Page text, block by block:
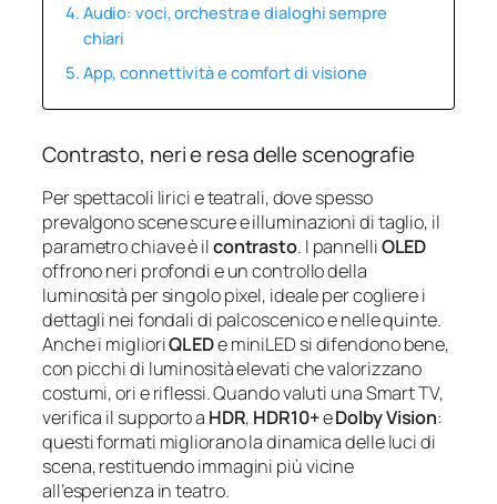
Audio: voci, orchestra e dialoghi sempre
chiari
App, connettività e comfort di visione
Contrasto, neri e resa delle scenografie
Per spettacoli lirici e teatrali, dove spesso
prevalgono scene scure e illuminazioni di taglio, il
parametro chiave è ilcontrasto. I pannelliOLED
offrono neri profondi e un controllo della
luminosità per singolo pixel, ideale per cogliere i
dettagli nei fondali di palcoscenico e nelle quinte.
Anche i miglioriQLEDe miniLED si difendono bene,
con picchi di luminosità elevati che valorizzano
costumi, ori e riflessi. Quando valuti una Smart TV,
verifica il supporto a HDR, HDR10+eDolby Vision:
questi formati migliorano la dinamica delle luci di
scena, restituendo immagini più vicine
all’esperienza in teatro.